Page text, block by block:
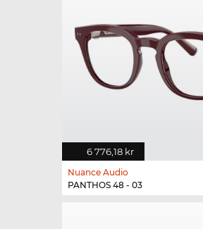
6 776,18 kr
Nuance Audio
PANTHOS 48 - 03